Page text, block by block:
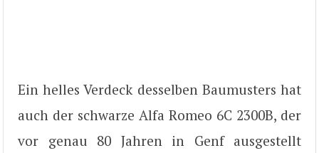
Ein helles Verdeck desselben Baumusters hat
auch der schwarze Alfa Romeo 6C 2300B, der
vor genau 80 Jahren in Genf ausgestellt